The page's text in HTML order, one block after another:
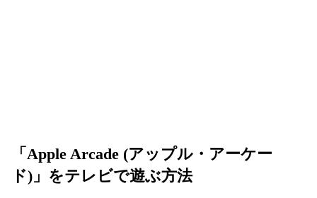
「Apple Arcade (アップル・アーケー
ド)」をテレビで遊ぶ方法